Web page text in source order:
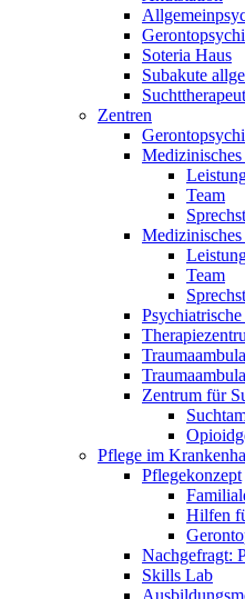
Soteria Haus
Subakute
Zentren
Team
Team
Zentrum für
Pflege im
Pflegekonzept
Hilfen
Nachgefragt:
Skills Lab